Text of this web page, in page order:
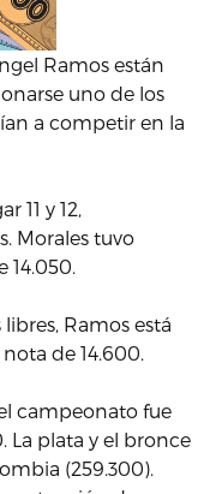
Ramos están
uno de los
a competir en la
11 y 12,
Morales tuvo
14.050.
Ramos está
de 14.600.
campeonato fue
La plata y el bronce
(259.300).